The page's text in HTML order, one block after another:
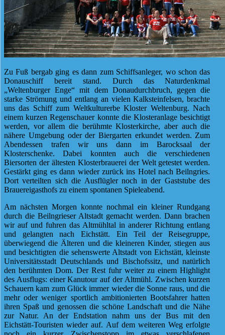
Zu Fuß bergab ging es dann zum Schiffsanleger, wo schon das
Donauschiff bereit stand. Durch das Naturdenkmal
„Weltenburger Enge“ mit dem Donaudurchbruch, gegen die
starke Strömung und entlang an vielen Kalksteinfelsen, brachte
uns das Schiff zum Weltkulturerbe Kloster Weltenburg. Nach
einem kurzen Regenschauer konnte die Klosteranlage besichtigt
werden, vor allem die berühmte Klosterkirche, aber auch die
nähere Umgebung oder der Biergarten erkundet werden. Zum
Abendessen trafen wir uns dann im Barocksaal der
Klosterschenke. Dabei konnten auch die verschiedenen
Biersorten der ältesten Klosterbrauerei der Welt getestet werden.
Gestärkt ging es dann wieder zurück ins Hotel nach Beilngries.
Dort verteilten sich die Ausflügler noch in der Gaststube des
Brauereigasthofs zu einem spontanen Spieleabend.
Am nächsten Morgen konnte nochmal ein kleiner Rundgang
durch die Beilngrieser Altstadt gemacht werden. Dann brachen
wir auf und fuhren das Altmühltal in anderer Richtung entlang
und gelangten nach Eichstätt. Ein Teil der Reisegruppe,
überwiegend die Älteren und die kleineren Kinder, stiegen aus
und besichtigten die sehenswerte Altstadt von Eichstätt, kleinste
Universitätsstadt Deutschlands und Bischofssitz, und natürlich
den berühmten Dom. Der Rest fuhr weiter zu einem Highlight
des Ausflugs: einer Kanutour auf der Altmühl. Zwischen kurzen
Schauern kam zum Glück immer wieder die Sonne raus, und die
mehr oder weniger sportlich ambitionierten Bootsfahrer hatten
ihren Spaß und genossen die schöne Landschaft und die Nähe
zur Natur. An der Endstation nahm uns der Bus mit den
Eichstätt-Touristen wieder auf. Auf dem weiteren Weg erfolgte